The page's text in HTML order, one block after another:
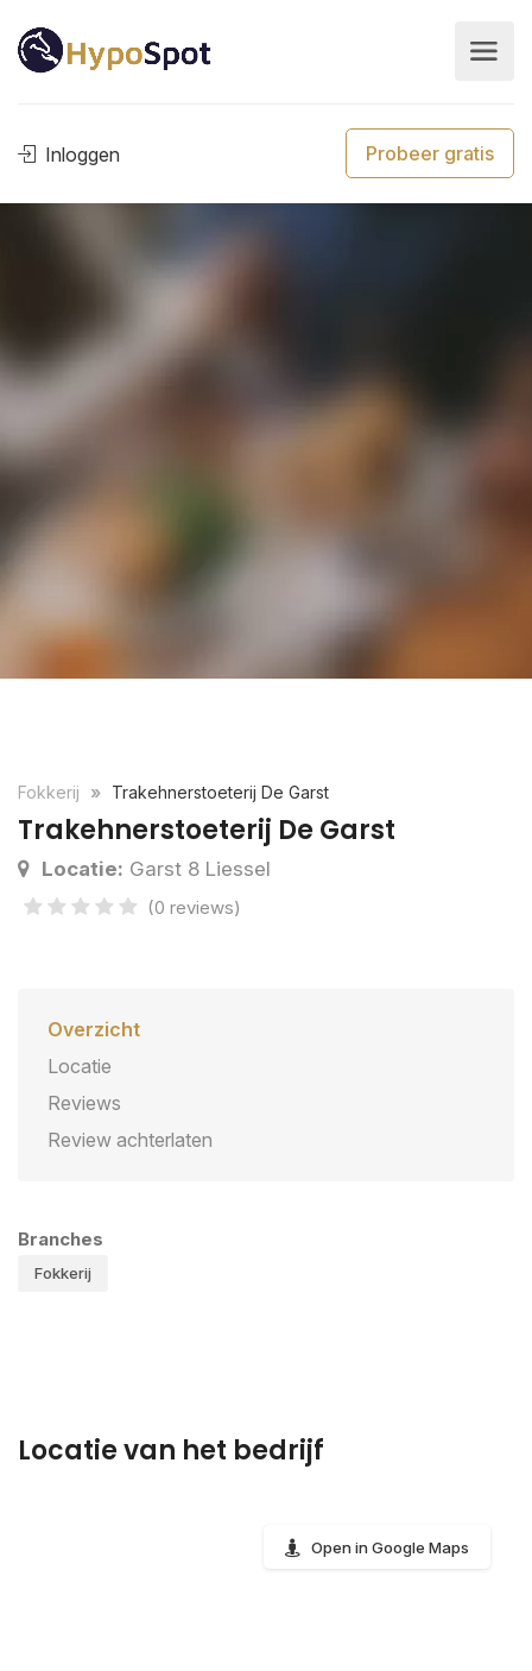
Inloggen Probeer gratis
Fokkerij Trakehnerstoeterij De Garst
Trakehnerstoeterij De Garst
Locatie: Garst 8 Liessel
(0 reviews)
Overzicht
Locatie
Reviews
Review achterlaten
Branches
Fokkerij
Locatie van het bedrijf
Open in Google Maps